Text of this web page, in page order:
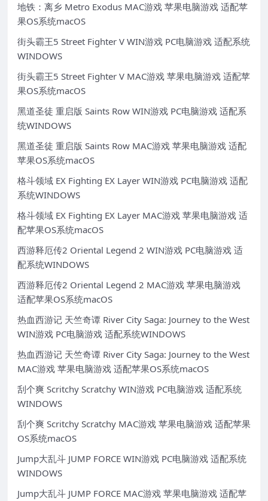
地铁：离乡 Metro Exodus MAC游戏 苹果电脑游戏 适配苹
果OS系统macOS
街头霸王5 Street Fighter V WIN游戏 PC电脑游戏 适配系统
WINDOWS
街头霸王5 Street Fighter V MAC游戏 苹果电脑游戏 适配苹
果OS系统macOS
黑道圣徒 重启版 Saints Row WIN游戏 PC电脑游戏 适配系
统WINDOWS
黑道圣徒 重启版 Saints Row MAC游戏 苹果电脑游戏 适配
苹果OS系统macOS
格斗领域 EX Fighting EX Layer WIN游戏 PC电脑游戏 适配
系统WINDOWS
格斗领域 EX Fighting EX Layer MAC游戏 苹果电脑游戏 适
配苹果OS系统macOS
西游释厄传2 Oriental Legend 2 WIN游戏 PC电脑游戏 适
配系统WINDOWS
西游释厄传2 Oriental Legend 2 MAC游戏 苹果电脑游戏
适配苹果OS系统macOS
热血西游记 天竺奇谭 River City Saga: Journey to the West
WIN游戏 PC电脑游戏 适配系统WINDOWS
热血西游记 天竺奇谭 River City Saga: Journey to the West
MAC游戏 苹果电脑游戏 适配苹果OS系统macOS
刮个爽 Scritchy Scratchy WIN游戏 PC电脑游戏 适配系统
WINDOWS
刮个爽 Scritchy Scratchy MAC游戏 苹果电脑游戏 适配苹果
OS系统macOS
Jump大乱斗 JUMP FORCE WIN游戏 PC电脑游戏 适配系统
WINDOWS
Jump大乱斗 JUMP FORCE MAC游戏 苹果电脑游戏 适配苹